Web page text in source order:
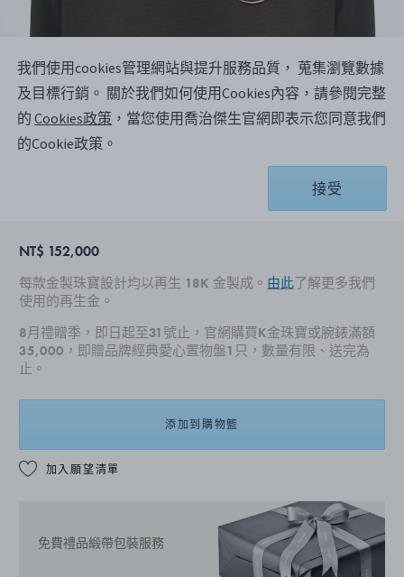
OFFSPRING 胸針，中號
NT$ 152,000
每款金製珠寶設計均以再生 18K 金製成。 由此了解更多我們
使用的再生金。
8月禮贈季，即日起至31號止，官網購買K金珠寶或腕錶滿額
35,000，即贈品牌經典愛心置物盤1只，數量有限、送完為
止。
添加到購物籃
加入願望清單
免費禮品緞帶包裝服務
我們使用cookies管理網站與提升服務品質， 蒐集瀏覽數據
及目標行銷。 關於我們如何使用Cookies內容，請參閱完整
的Cookies政策 ，當您使用喬治傑生官網即表示您同意我們
的Cookie政策。
接受